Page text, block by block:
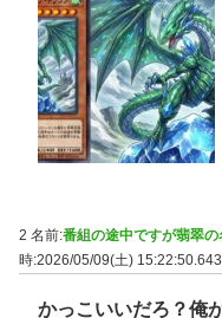
2 名前:番組の途中ですが翡翠
時:2026/05/09(土) 15:22:50.643
かっこいいだろ？俺